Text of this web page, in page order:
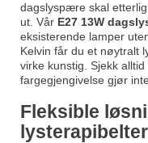
dagslyspære skal
ut. Vår E27 13W
eksisterende lamper
Kelvin får du et nøytralt
virke kunstig. Sjekk
fargegjengivelse gjør
Fleksible